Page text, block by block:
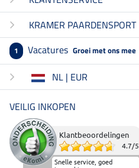
KRAMER PAARDENSPORT
1 Vacatures Groei met ons mee
NL | EUR
VEILIG INKOPEN
Klantbeoordelingen
4.7/5
Snelle service, goed